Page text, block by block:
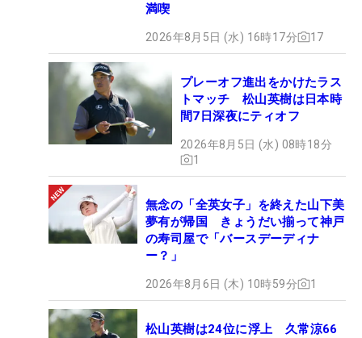
満喫
2026年8月5日 (水) 16時17分 17
プレーオフ進出をかけたラス
トマッチ 松山英樹は日本時
間7日深夜にティオフ
2026年8月5日 (水) 08時18分
1
無念の「全英女子」を終えた山下美
夢有が帰国 きょうだい揃って神戸
の寿司屋で「バースデーディナ
ー？」
2026年8月6日 (木) 10時59分 1
松山英樹は24位に浮上 久常涼66